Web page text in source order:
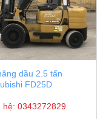
dầu 2.5 tấn
FD25D
hệ: 0343272829